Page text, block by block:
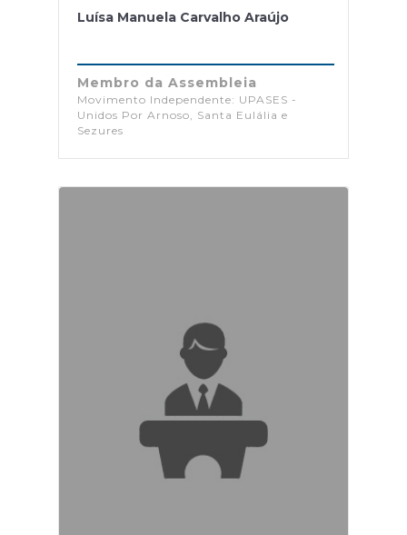
Luísa Manuela Carvalho Araújo
Membro da Assembleia
Movimento Independente: UPASES -
Unidos Por Arnoso, Santa Eulália e
Sezures